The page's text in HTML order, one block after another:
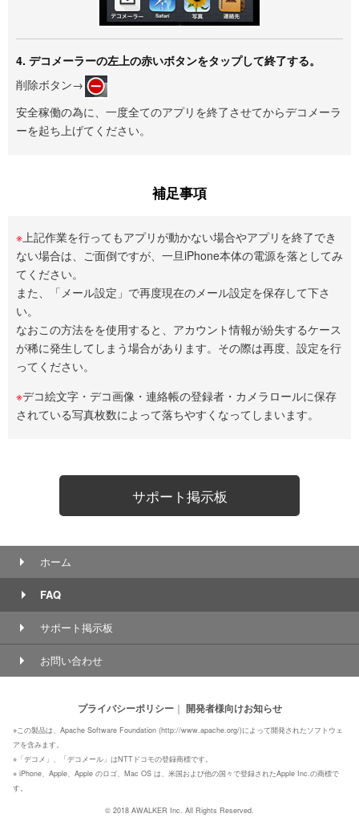
4. デコメーラーの左上の赤いボタンをタップして終了する。
削除ボタン→
安全稼働の為に、一度全てのアプリを終了させてからデコメーラ
ーを起ち上げてください。
補足事項
※上記作業を行ってもアプリが動かない場合やアプリを終了でき
ない場合は、ご面倒ですが、一旦iPhone本体の電源を落としてみ
てください。
また、「メール設定」で再度現在のメール設定を保存して下さ
い。
なおこの方法をを使用すると、アカウント情報が紛失するケース
が稀に発生してしまう場合があります。その際は再度、設定を行
ってください。
※デコ絵文字・デコ画像・連絡帳の登録者・カメラロールに保存
されている写真枚数によって落ちやすくなってしまいます。
サポート掲示板
ホーム
FAQ
サポート掲示板
お問い合わせ
プライバシーポリシー｜ 開発者様向けお知らせ
※この製品は、Apache Software Foundation (http://www.apache.org/)によって開発されたソフトウェ
アを含みます。
※「デコメ」、「デコメール」はNTTドコモの登録商標です。
※ iPhone、Apple、Apple のロゴ、Mac OS は、米国および他の国々で登録されたApple Inc.の商標で
す。
© 2018 AWALKER Inc. All Rights Reserved.